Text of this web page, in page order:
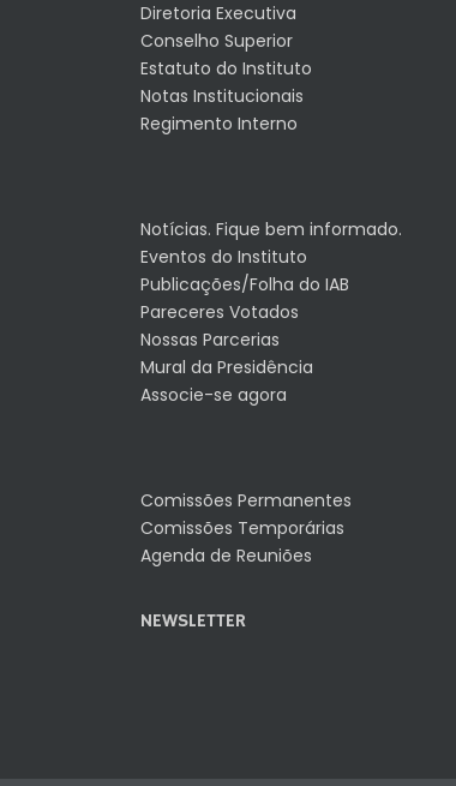
Diretoria Executiva
Conselho Superior
Estatuto do Instituto
Notas Institucionais
Regimento Interno
Notícias. Fique bem informado.
Eventos do Instituto
Publicações/Folha do IAB
Pareceres Votados
Nossas Parcerias
Mural da Presidência
Associe-se agora
Comissões Permanentes
Comissões Temporárias
Agenda de Reuniões
NEWSLETTER